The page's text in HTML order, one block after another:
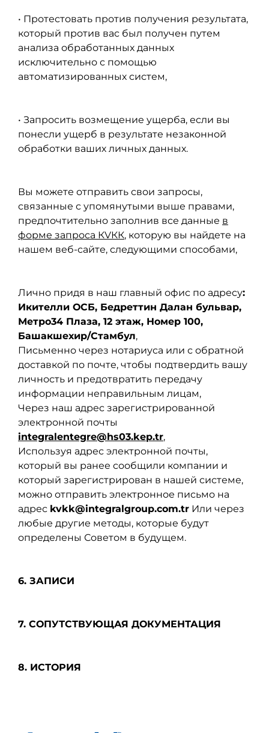
• Протестовать против получения результата,
который против вас был получен путем
анализа обработанных данных
исключительно с помощью
автоматизированных систем,
• Запросить возмещение ущерба, если вы
понесли ущерб в результате незаконной
обработки ваших личных данных.
Вы можете отправить свои запросы,
связанные с упомянутыми выше правами,
предпочтительно заполнив все данные в
форме запроса КVКК, которую вы найдете на
нашем веб-сайте, следующими способами,
Лично придя в наш главный офис по адресу:
Икителли ОСБ, Бедреттин Далан бульвар,
Метро34 Плаза, 12 этаж, Номер 100,
Башакшехир/Стамбул,
Письменно через нотариуса или с обратной
доставкой по почте, чтобы подтвердить вашу
личность и предотвратить передачу
информации неправильным лицам,
Через наш адрес зарегистрированной
электронной почты
integralentegre@hs03.kep.tr,
Используя адрес электронной почты,
который вы ранее сообщили компании и
который зарегистрирован в нашей системе,
можно отправить электронное письмо на
адрес kvkk@integralgroup.com.tr Или через
любые другие методы, которые будут
определены Советом в будущем.
6. ЗАПИСИ
7. СОПУТСТВУЮЩАЯ ДОКУМЕНТАЦИЯ
8. ИСТОРИЯ